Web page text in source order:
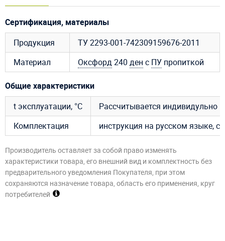
Сертификация, материалы
Продукция
ТУ 2293-001-742309159676-2011
Материал
Оксфорд240 ден с ПУ пропиткой
Общие характеристики
t эксплуатации, °C
Рассчитывается индивидульно
Комплектация
инструкция на русском языке,
Производитель оставляет за собой право изменять
характеристики товара, его внешний вид и комплектность без
предварительного уведомления Покупателя, при этом
сохраняются назначение товара, область его применения, круг
потребителей